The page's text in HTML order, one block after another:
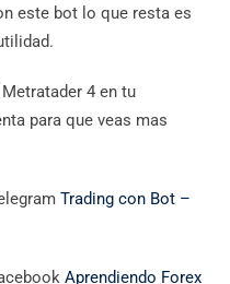
este bot lo que resta es
4 en tu
para que veas mas
Trading con Bot –
Aprendiendo Forex